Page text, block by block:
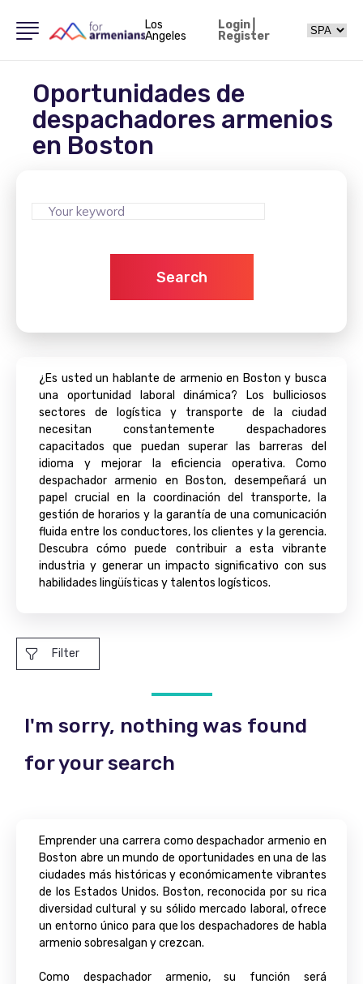
Los
Angeles
Login|
Register
Oportunidades de
despachadores armenios
en Boston
Search
¿Es usted un hablante de armenio en Boston y busca
una oportunidad laboral dinámica? Los bulliciosos
sectores de logística y transporte de la ciudad
necesitan constantemente despachadores
capacitados que puedan superar las barreras del
idioma y mejorar la eficiencia operativa. Como
despachador armenio en Boston, desempeñará un
papel crucial en la coordinación del transporte, la
gestión de horarios y la garantía de una comunicación
fluida entre los conductores, los clientes y la gerencia.
Descubra cómo puede contribuir a esta vibrante
industria y generar un impacto significativo con sus
habilidades lingüísticas y talentos logísticos.
Filter
I'm sorry, nothing was found
for your search
Emprender una carrera como despachador armenio en
Boston abre un mundo de oportunidades en una de las
ciudades más históricas y económicamente vibrantes
de los Estados Unidos. Boston, reconocida por su rica
diversidad cultural y su sólido mercado laboral, ofrece
un entorno único para que los despachadores de habla
armenio sobresalgan y crezcan.
Como despachador armenio, su función será